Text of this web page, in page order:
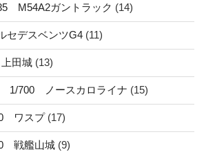
M54A2ガントラック (14)
デスベンツG4 (11)
田城 (13)
1/700 ノースカロライナ (15)
ワスプ(17)
戦艦山城 (9)